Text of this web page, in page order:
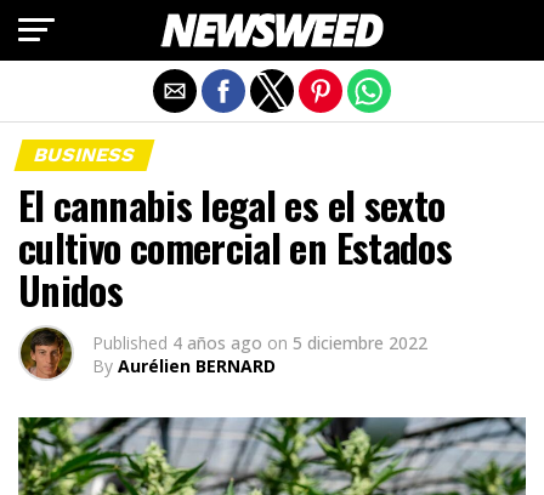
BUSINESS
El cannabis legal es el sexto
cultivo comercial en Estados
Unidos
Published 4 años ago on 5 diciembre 2022
By Aurélien BERNARD
Salir de la versión móvil